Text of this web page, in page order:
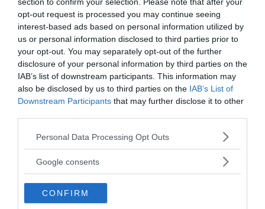
opt-out request is processed you may continue seeing
interest-based ads based on personal information utilized by
us or personal information disclosed to third parties prior to
your opt-out. You may separately opt-out of the further
disclosure of your personal information by third parties on the
IAB’s list of downstream participants. This information may
also be disclosed by us to third parties on the IAB’s List of
Downstream Participants that may further disclose it to other
Please note that this website/app uses one or more Google
not limited to your visit or usage behaviour. You may click to
use your data for below specified purposes in below Google
consent section.
Personal Data Processing Opt Outs
Google consents
CONFIRM
Ämnen: svd-propagandan
Prenumerera på vårt nyhetsbrev
Få NewsVoice nyhets-mail